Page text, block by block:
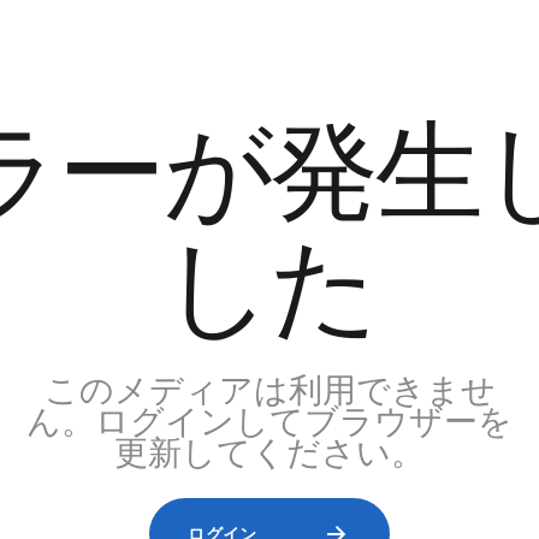
ーが発生
した
このメディアは利用できませ
ん。ログインしてブラウザーを
更新してください。
ログイン